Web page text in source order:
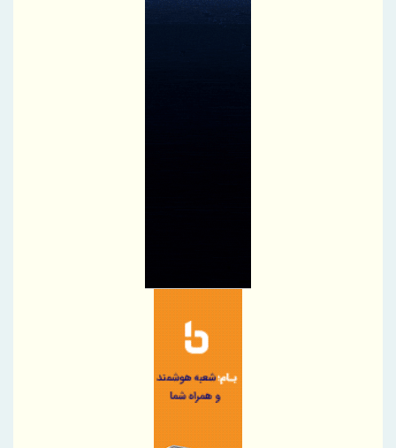
پیشنهادات راهبردی بخش‌خصوصی برای افزایش تاب‌آوری در تجارت غذا
پیام مدیرعامل شرکت صنعت فولاد شادگان به مناسبت روز خبرنگار
پیام مدیرعامل شرکت صنعت فولاد شادگان به مناسبت روز خبرنگار
عملیات استخراج سنگ‌آهن سنگان با وجود محدودیت‌ها متوقف نشده